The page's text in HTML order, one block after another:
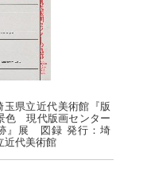
玉県立近代美術館『版
色 現代版画センター
』展 図録 発行：埼
近代美術館